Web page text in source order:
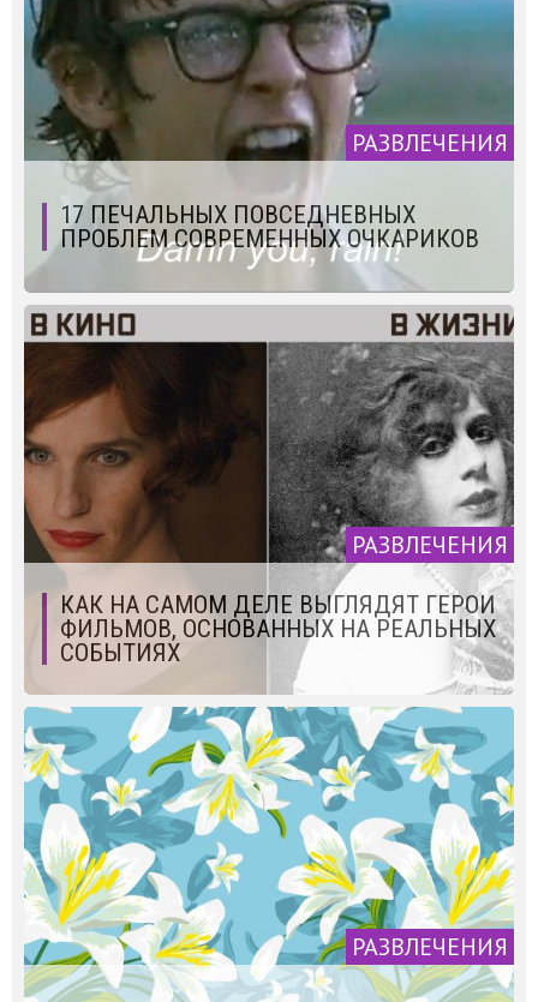
РАЗВЛЕЧЕНИЯ
17 ПЕЧАЛЬНЫХ ПОВСЕДНЕВНЫХ
ПРОБЛЕМ СОВРЕМЕННЫХ ОЧКАРИКОВ
РАЗВЛЕЧЕНИЯ
КАК НА САМОМ ДЕЛЕ ВЫГЛЯДЯТ ГЕРОИ
ФИЛЬМОВ, ОСНОВАННЫХ НА РЕАЛЬНЫХ
СОБЫТИЯХ
РАЗВЛЕЧЕНИЯ